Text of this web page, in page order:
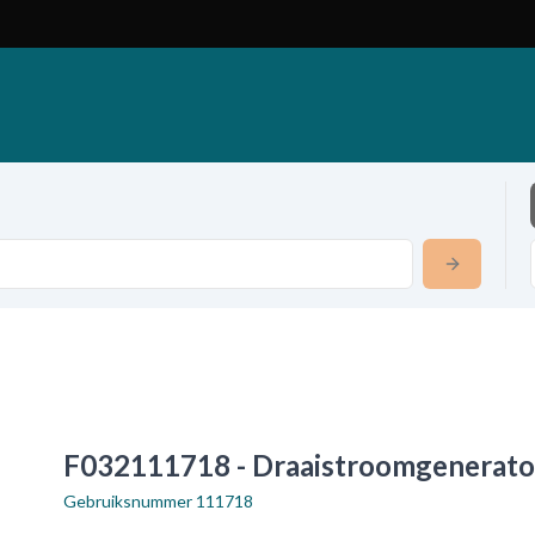
F032111718 -
Gebruiksnummer 111718